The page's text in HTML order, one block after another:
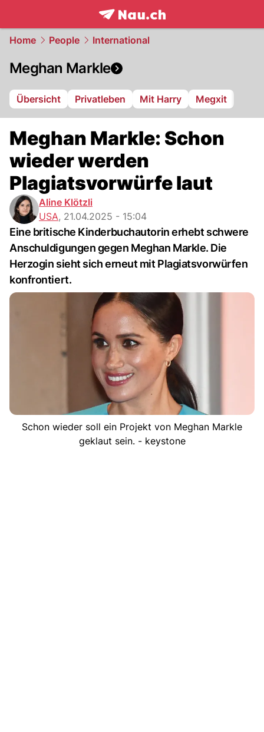
frontpage.NAU.ch
Home People International
Meghan Markle
Übersicht Privatleben Mit Harry Megxit
Meghan Markle: Schon
wieder werden
Plagiatsvorwürfe laut
Aline Klötzli
USA, 21.04.2025 - 15:04
Eine britische Kinderbuchautorin erhebt schwere
Anschuldigungen gegen Meghan Markle. Die
Herzogin sieht sich erneut mit Plagiatsvorwürfen
konfrontiert.
Schon wieder soll ein Projekt von Meghan Markle
geklaut sein. - keystone